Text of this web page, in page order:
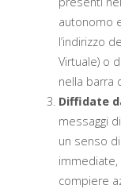
autonomo
l’indirizzo
Virtuale) o
nella barra
Diffidate
messaggi
un senso
immediate,
compiere